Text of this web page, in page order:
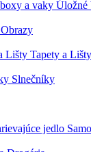
Úložné
Obrazy
Tapety a Lišty
Slnečníky